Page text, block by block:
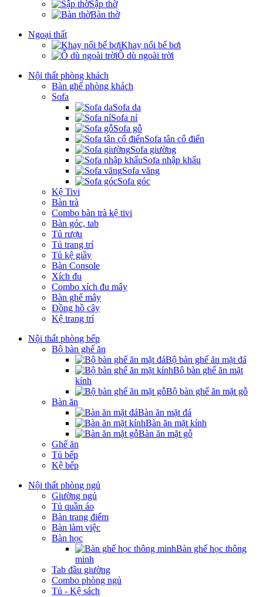
Sập thờ
Bàn thờ
Ngoại thất
Khay nổi bể bơi
Ô dù ngoài trời
Nội thất phòng khách
Bàn ghế phòng khách
Sofa
Sofa da
Sofa nỉ
Sofa gỗ
Sofa tân cổ điển
Sofa giường
Sofa nhập khẩu
Sofa văng
Sofa góc
Kệ Tivi
Bàn trà
Combo bàn trà kệ tivi
Bàn góc, tab
Tủ rượu
Tủ trang trí
Tủ kệ giầy
Bàn Console
Xích đu
Combo xích đu mây
Bàn ghế mây
Đồng hồ cây
Kệ trang trí
Nội thất phòng bếp
Bộ bàn ghế ăn
Bộ bàn ghế ăn mặt đá
Bộ bàn ghế ăn mặt
kính
Bộ bàn ghế ăn mặt gỗ
Bàn ăn
Bàn ăn mặt đá
Bàn ăn mặt kính
Bàn ăn mặt gỗ
Ghế ăn
Tủ bếp
Kệ bếp
Nội thất phòng ngủ
Giường ngủ
Tủ quần áo
Bàn trang điểm
Bàn làm việc
Bàn học
Bàn ghế học thông
minh
Tab đầu giường
Combo phòng ngủ
Tủ - Kệ sách